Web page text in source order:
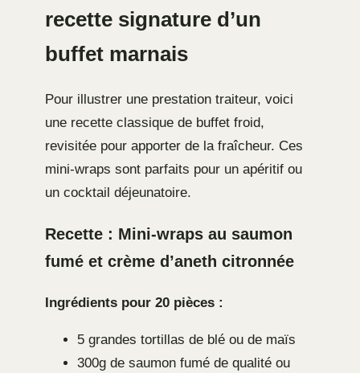
recette signature d’un
buffet marnais
Pour illustrer une prestation traiteur, voici
une recette classique de buffet froid,
revisitée pour apporter de la fraîcheur. Ces
mini-wraps sont parfaits pour un apéritif ou
un cocktail déjeunatoire.
Recette : Mini-wraps au saumon
fumé et crème d’aneth citronnée
Ingrédients pour 20 pièces :
5 grandes tortillas de blé ou de maïs
300g de saumon fumé de qualité ou